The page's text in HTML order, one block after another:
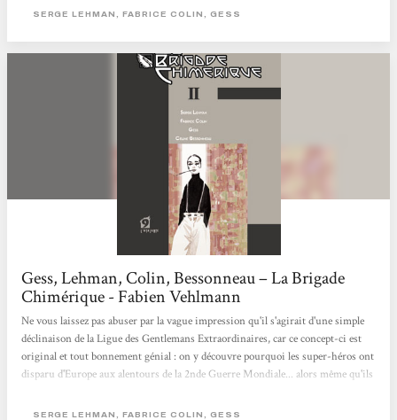
SERGE LEHMAN, FABRICE COLIN, GESS
Gess, Lehman, Colin, Bessonneau – La Brigade
Chimérique - Fabien Vehlmann
Ne vous laissez pas abuser par la vague impression qu'il s'agirait d'une simple
déclinaison de la Ligue des Gentlemans Extraordinaires, car ce concept-ci est
original et tout bonnement génial : on y découvre pourquoi les super-héros ont
disparu d'Europe aux alentours de la 2nde Guerre Mondiale... alors même qu'ils
(Spiderman, Superman et autres Batman). Les deux scénaristes (Serge Lehman
SERGE LEHMAN, FABRICE COLIN, GESS